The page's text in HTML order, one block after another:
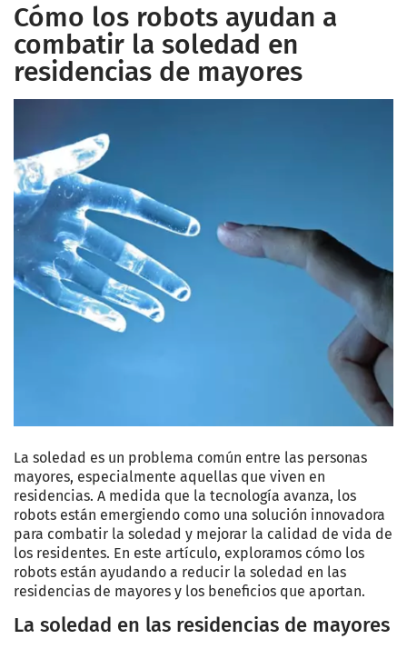
Cómo los robots ayudan a
combatir la soledad en
residencias de mayores
La soledad es un problema común entre las personas
mayores, especialmente aquellas que viven en
residencias. A medida que la tecnología avanza, los
robots están emergiendo como una solución innovadora
para combatir la soledad y mejorar la calidad de vida de
los residentes. En este artículo, exploramos cómo los
robots están ayudando a reducir la soledad en las
residencias de mayores y los beneficios que aportan.
La soledad en las residencias de mayores